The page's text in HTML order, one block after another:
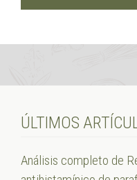
ÚLTIMOS
Análisis completo de